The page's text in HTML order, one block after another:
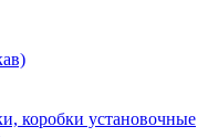
коробки установочные